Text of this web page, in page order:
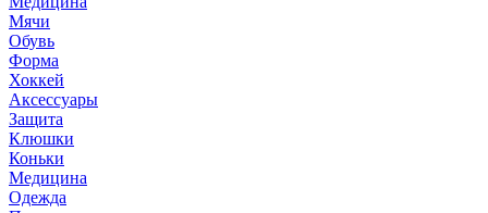
Мячи
Обувь
Форма
Хоккей
Аксессуары
Защита
Клюшки
Коньки
Медицина
Одежда